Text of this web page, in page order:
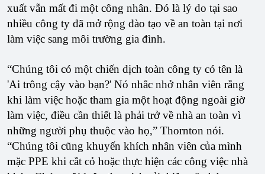
xuất vẫn mất đi một công nhân. Đó là lý do tại sao
nhiều công ty đã mở rộng đào tạo về an toàn tại nơi
làm việc sang môi trường gia đình.
“Chúng tôi có một chiến dịch toàn công ty có tên là
'Ai trông cậy vào bạn?' Nó nhắc nhở nhân viên rằng
khi làm việc hoặc tham gia một hoạt động ngoài giờ
làm việc, điều cần thiết là phải trở về nhà an toàn vì
những người phụ thuộc vào họ,” Thornton nói.
“Chúng tôi cũng khuyến khích nhân viên của mình
mặc PPE khi cắt cỏ hoặc thực hiện các công việc nhà